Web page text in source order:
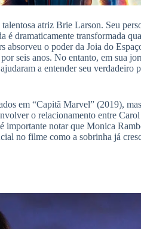
atriz Brie Larson. Seu
é dramaticamente transformada
o poder da Joia do
seis anos. No entanto, em sua
a entender seu verdadeiro
em “Capitã Marvel” (2019),
o relacionamento entre
importante notar que Monica
no filme como a sobrinha já